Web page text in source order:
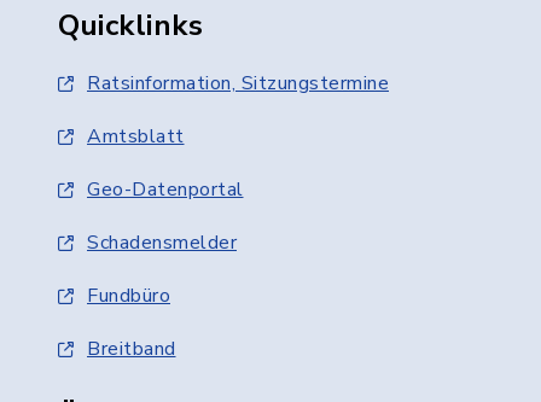
Quicklinks
Ratsinformation, Sitzungstermine
Amtsblatt
Geo-Datenportal
Schadensmelder
Fundbüro
Breitband